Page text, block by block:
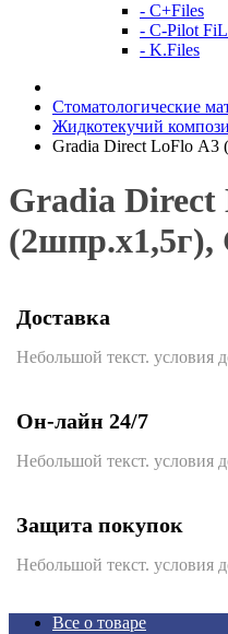
- C+Files
- C-Pilot
- K.Files
Стоматологические
Жидкотекучий
Gradia Direct LoFlo А3
Gradia Direct
(2шпр.х1,5г),
Доставка
Небольшой текст. условия
Он-лайн 24/7
Небольшой текст. условия
Защита покупок
Небольшой текст. условия
Все о товаре